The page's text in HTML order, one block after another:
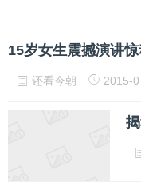
还看今朝 2015-